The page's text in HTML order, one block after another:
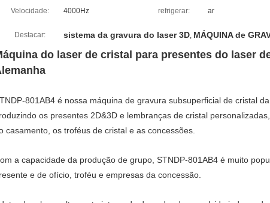
Velocidade: 4000Hz refrigerar: ar
Destacar: sistema da gravura do laser 3D, MÁQUINA de
do laser de cristal para presentes do laser
801AB4 é nossa máquina de gravura subsuperficial de cristal
os presentes 2D&3D e lembranças de cristal
casamento, os troféus de cristal e as concessões.
a capacidade da produção de grupo, STNDP-801AB4 é muito
e de ofício, troféu e empresas da concessão.